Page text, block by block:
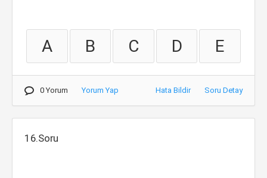
A B C D E
0 Yorum Yorum Yap Hata Bildir Soru Detay
16.Soru